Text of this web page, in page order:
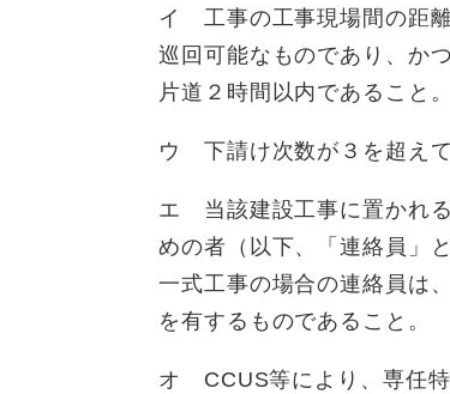
イ 工事の工事現場間の距
巡回可能なものであり、か
片道２時間以内であること。
ウ 下請け次数が３を超えて
エ 当該建設工事に置かれ
めの者（以下、「連絡員」
一式工事の場合の連絡員は
を有するものであること。
オ CCUS等により、専任特